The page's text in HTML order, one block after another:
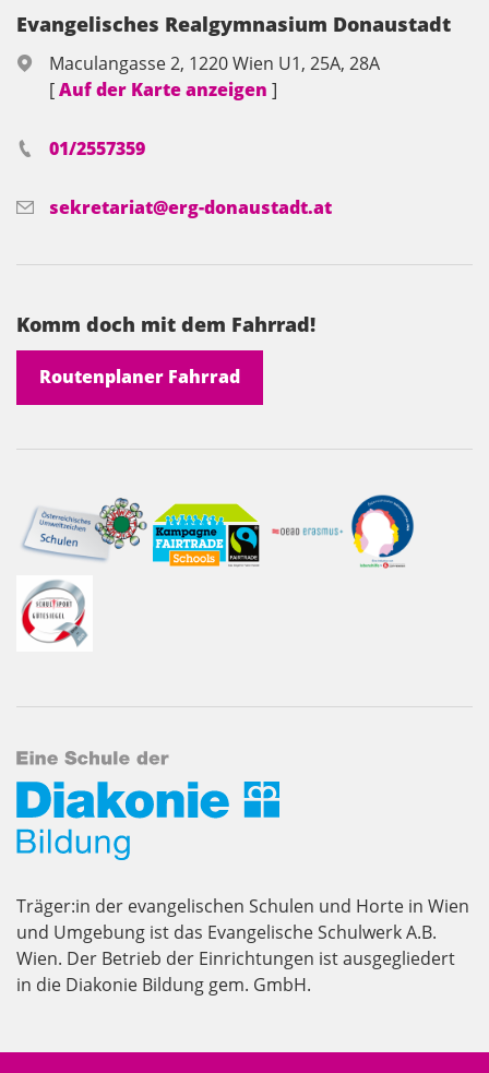
Evangelisches Realgymnasium Donaustadt
Maculangasse 2, 1220 Wien U1, 25A, 28A
[Auf der Karte anzeigen ]
01/2557359
sekretariat@erg-donaustadt.at
Komm doch mit dem Fahrrad!
Routenplaner Fahrrad
Träger:in der evangelischen Schulen und Horte in Wien
und Umgebung ist das Evangelische Schulwerk A.B.
Wien. Der Betrieb der Einrichtungen ist ausgegliedert
in die Diakonie Bildung gem. GmbH.